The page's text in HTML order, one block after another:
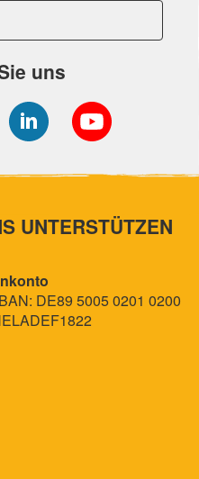
uns
UNTERSTÜTZEN
DE89 5005 0201 0200